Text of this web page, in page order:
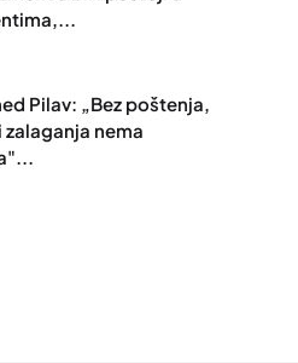
Pilav: „Bez poštenja,
zalaganja nema